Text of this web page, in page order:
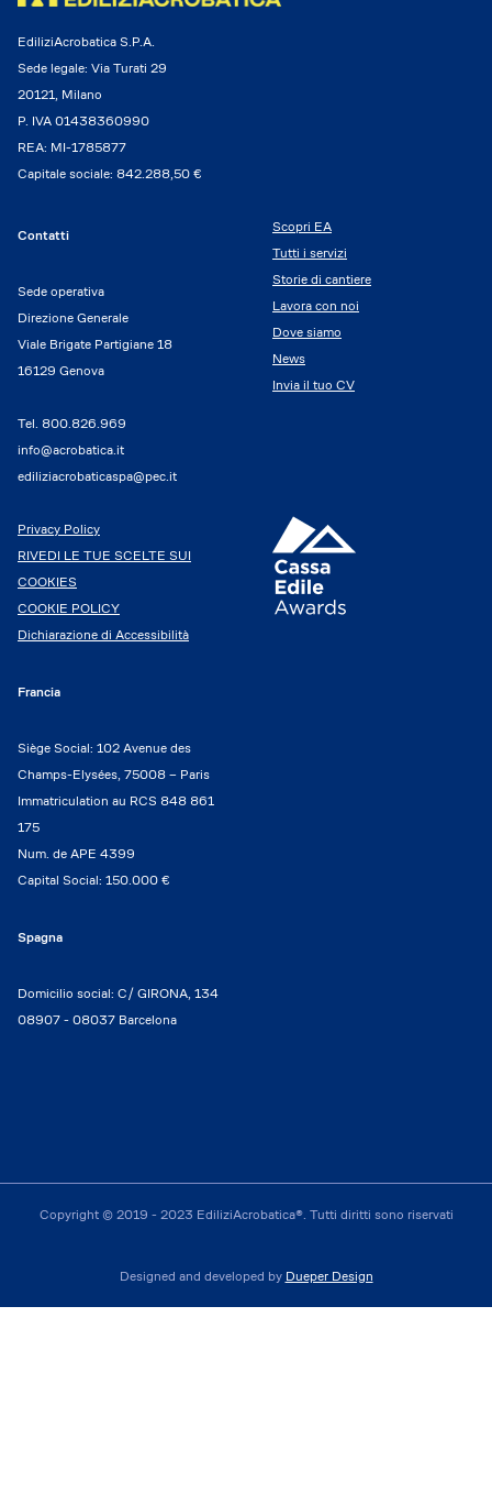
EdiliziAcrobatica S.P.A.
Sede legale: Via Turati 29
20121, Milano
P. IVA 01438360990
REA: MI-1785877
Capitale sociale: 842.288,50 €
Contatti
Sede operativa
Direzione Generale
Viale Brigate Partigiane 18
16129 Genova
Tel. 800.826.969
info@acrobatica.it
ediliziacrobaticaspa@pec.it
Scopri EA
Tutti i servizi
Storie di cantiere
Lavora con noi
Dove siamo
News
Invia il tuo CV
Privacy Policy
RIVEDI LE TUE SCELTE SUI
COOKIES
COOKIE POLICY
Dichiarazione di Accessibilità
Francia
Siège Social: 102 Avenue des
Champs-Elysées, 75008 – Paris
Immatriculation au RCS 848 861
175
Num. de APE 4399
Capital Social: 150.000 €
Spagna
Domicilio social: C/ GIRONA, 134
08907 - 08037 Barcelona
Copyright © 2019 - 2023 EdiliziAcrobatica®. Tutti diritti sono riservati
Designed and developed by Dueper Design